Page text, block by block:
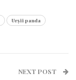
Urșii panda
NEXT POST